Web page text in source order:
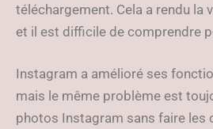
téléchargement. Cela a rendu la
et il est difficile de comprendre
Instagram a amélioré ses
mais le même problème est
photos Instagram sans faire les